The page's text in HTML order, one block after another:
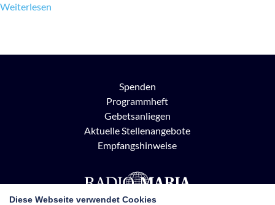
Weiterlesen
Spenden
Programmheft
Gebetsanliegen
Aktuelle Stellenangebote
Empfangshinweise
Diese Webseite verwendet Cookies